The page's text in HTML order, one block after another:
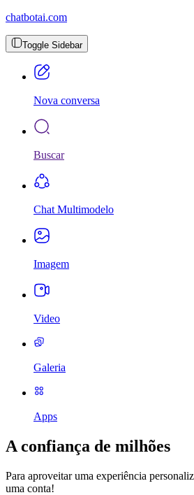
chatbotai.com
Toggle Sidebar
Nova conversa
Buscar
Chat Multimodelo
Imagem
Video
Galeria
Apps
A confiança de milhões
Para aproveitar uma experiência
uma conta!